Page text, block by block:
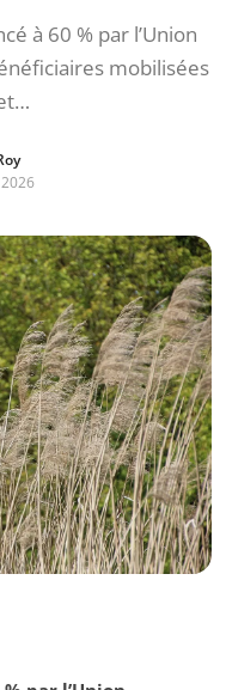
à 60 % par l’Union
mobilisées